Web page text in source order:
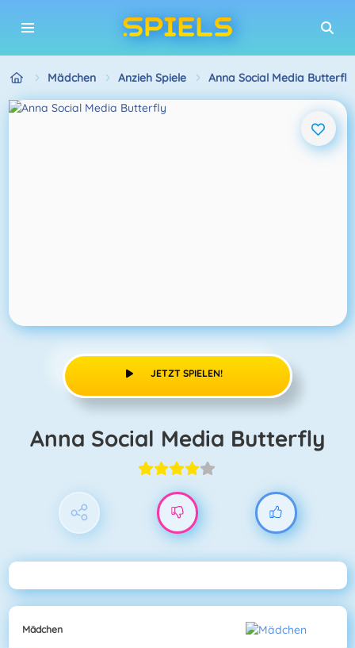
Mädchen Anzieh Spiele Anna Social Media Butterfly
JETZT SPIELEN!
Anna Social Media Butterfly
Mädchen